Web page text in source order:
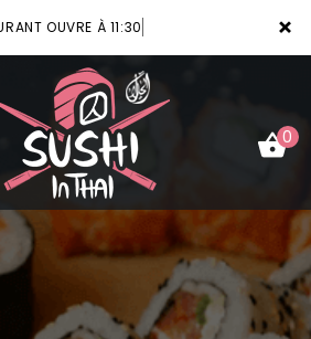
×
OUVRE À 11:30
0